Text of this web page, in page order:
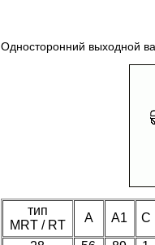
Односторонний выходной
тип
MRT / RT
A A1 C